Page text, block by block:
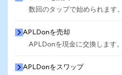
数回のタップで始められます。
APLDonを売却
APLDonを現金に交換します。
APLDonをスワップ